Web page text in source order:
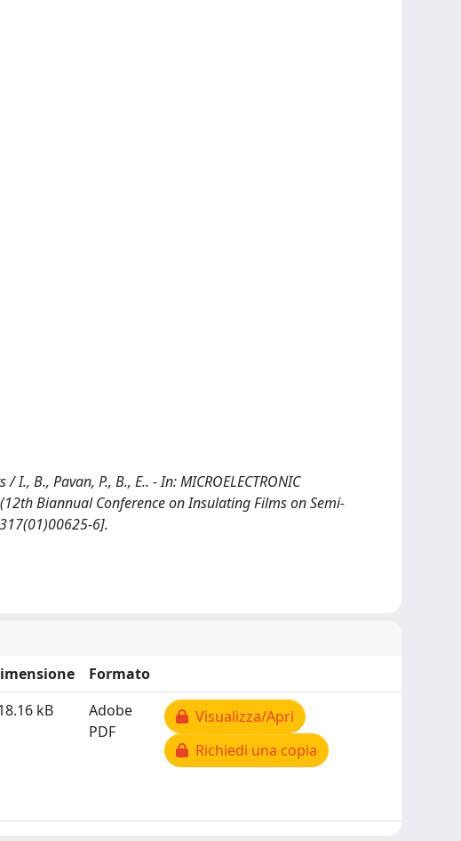
B., Pavan, P., B., E.. - In: MICROELECTRONIC
Biannual Conference on Insulating Films on Semi-
6].
Formato
kB
Adobe
PDF
Visualizza/Apri
Richiedi una copia